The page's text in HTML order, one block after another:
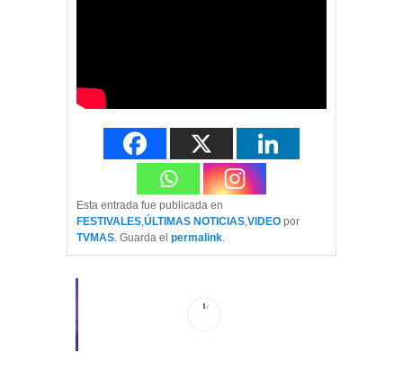
Esta entrada fue publicada en
FESTIVALES ÚLTIMAS NOTICIAS VIDEO por
TVMAS . Guarda el permalink